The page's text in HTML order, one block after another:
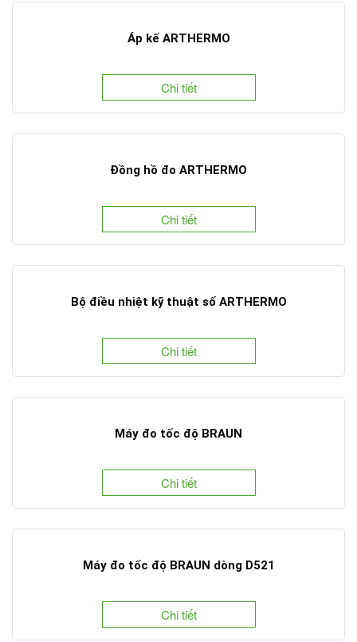
Áp kế ARTHERMO
Chi tiết
Đồng hồ đo ARTHERMO
Chi tiết
Bộ điều nhiệt kỹ thuật số ARTHERMO
Chi tiết
Máy đo tốc độ BRAUN
Chi tiết
Máy đo tốc độ BRAUN dòng D521
Chi tiết